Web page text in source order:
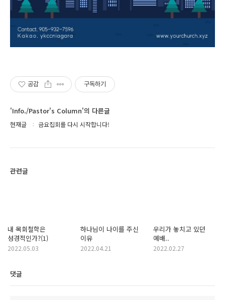
공감 구독하기
'Info./Pastor's Column'의 다른글
현재글 금요집회를 다시 시작합니다!
관련글
내 목회철학은
성경적인가?(1)
2022.05.03
하나님이 나이를 주신
이유
2022.04.21
우리가 놓치고 있던
예배..
2022.02.27
댓글